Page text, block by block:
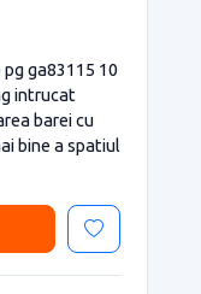
ga83115 10
intrucat
barei cu
bine a spatiul